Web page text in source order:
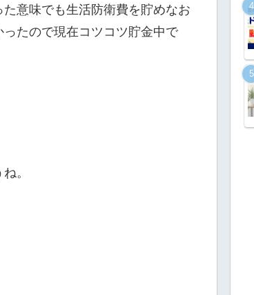
た意味でも生活防衛費を貯めなお
たので現在コツコツ貯金中で
。